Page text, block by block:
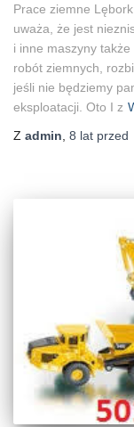
Prace ziemne
uważa, że jest
i inne maszyny
robót ziemnych,
jeśli nie będziemy
eksploatacji. Oto I z
Z admin 8 lat przed